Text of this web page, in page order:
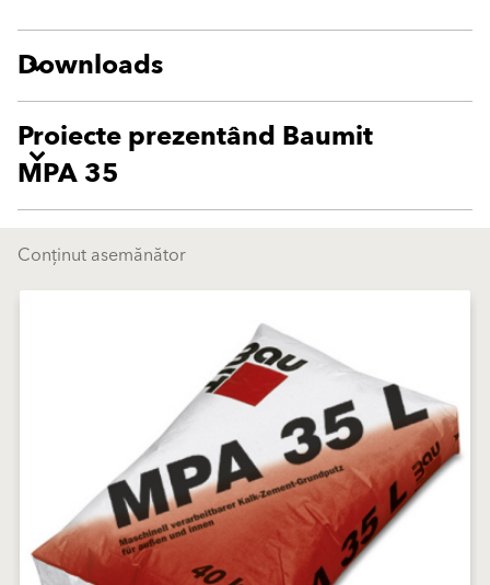
Downloads
Proiecte prezentând Baumit
MPA 35
Conținut asemănător